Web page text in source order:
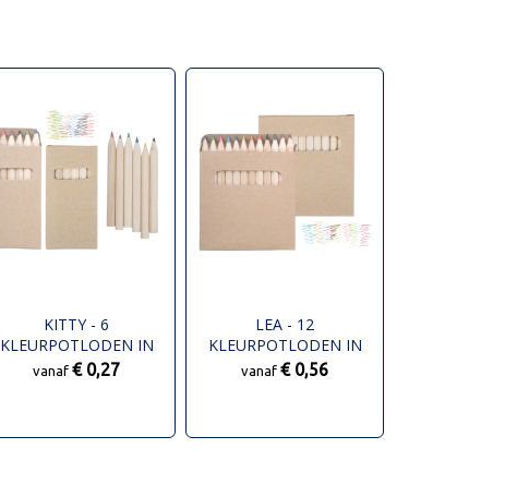
KITTY - 6
KLEURPOTLODEN IN
KARTONNEN DOOSJE
vanaf€ 0,27
LEA - 12
KLEURPOTLODEN IN
KARTONNEN DOOSJE
vanaf€ 0,56